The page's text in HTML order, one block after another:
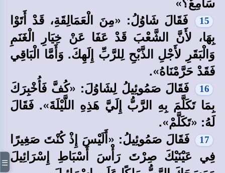
15
فَقَالَ شَاوُلُ: «مِنَ الْعَمَالِقَةِ، قَدْ أَتَوْا
بِهَا، لأَنَّ الشَّعْبَ قَدْ عَفَا عَنْ خِيَارِ الْغَنَمِ
وَالْبَقَرِ لأَجْلِ الذَّبْحِ لِلرَّبِّ إِلَهِكَ. وَأَمَّا الْبَاقِي
فَقَدْ حَرَّمْنَاهُ».
16
فَقَالَ صَمُوئِيلُ لِشَاوُلَ: «كُفَّ فَأُخْبِرَكَ
بِمَا تَكَلَّمَ بِهِ الرَّبُّ إِلَيَّ هَذِهِ اللَّيْلَةَ». فَقَالَ
لَهُ: «تَكَلَّمْ».
17
فَقَالَ صَمُوئِيلُ: «أَلَيْسَ إِذْ كُنْتَ صَغِيرًا
فِي عَيْنَيْكَ صِرْتَ رَأْسَ أَسْبَاطِ إِسْرَائِيلَ ☰